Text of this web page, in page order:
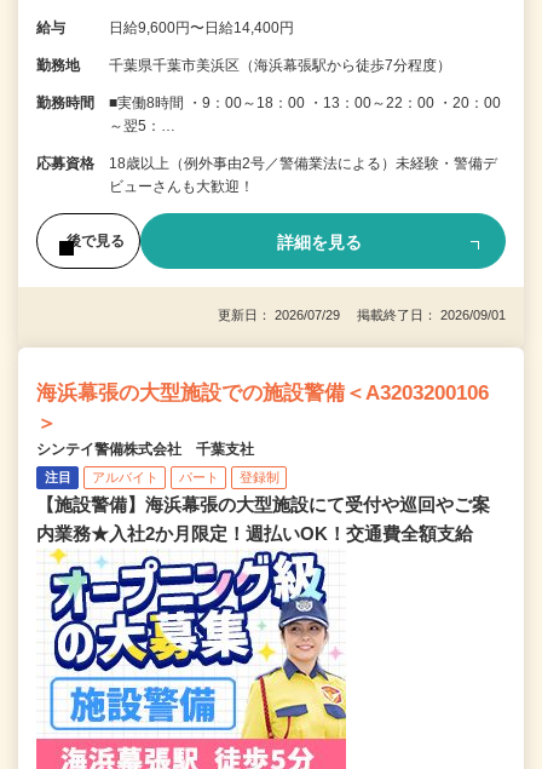
給与 日給9,600円〜日給14,400円
勤務地 千葉県千葉市美浜区（海浜幕張駅から徒歩7分程度）
勤務時間
■実働8時間 ・9：00～18：00 ・13：00～22：00 ・20：00
～翌5：…
応募資格
18歳以上（例外事由2号／警備業法による）未経験・警備デ
ビューさんも大歓迎！
後で見る 詳細を見る
更新日： 2026/07/29 掲載終了日： 2026/09/01
海浜幕張の大型施設での施設警備＜A3203200106
＞
シンテイ警備株式会社 千葉支社
注目 アルバイト パート 登録制
【施設警備】海浜幕張の大型施設にて受付や巡回やご案
内業務★入社2か月限定！週払いOK！交通費全額支給